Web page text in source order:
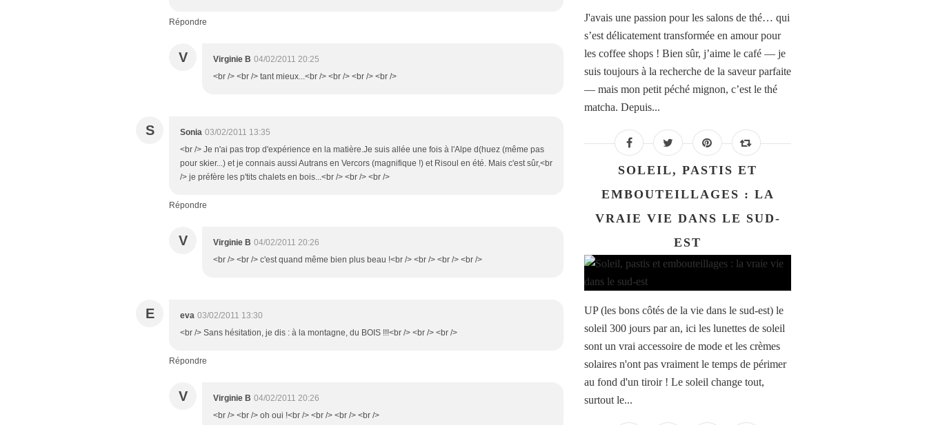
Répondre
V Virginie B 04/02/2011 20:25
<br /> <br /> tant mieux...<br /> <br /> <br /> <br />
S Sonia 03/02/2011 13:35
<br /> Je n'ai pas trop d'expérience en la matière.Je suis allée une fois à l'Alpe d(huez (même pas
pour skier...) et je connais aussi Autrans en Vercors (magnifique !) et Risoul en été. Mais c'est sûr,<br
/> je préfère les p'tits chalets en bois...<br /> <br /> <br />
Répondre
V Virginie B 04/02/2011 20:26
<br /> <br /> c'est quand même bien plus beau !<br /> <br /> <br /> <br />
E eva 03/02/2011 13:30
<br /> Sans hésitation, je dis : à la montagne, du BOIS !!!<br /> <br /> <br />
Répondre
V Virginie B 04/02/2011 20:26
<br /> <br /> oh oui !<br /> <br /> <br /> <br />
J'avais une passion pour les salons de thé… qui
s’est délicatement transformée en amour pour
les coffee shops ! Bien sûr, j’aime le café — je
suis toujours à la recherche de la saveur parfaite
— mais mon petit péché mignon, c’est le thé
matcha. Depuis...
SOLEIL, PASTIS ET
EMBOUTEILLAGES : LA
VRAIE VIE DANS LE SUD-
EST
UP (les bons côtés de la vie dans le sud-est) le
soleil 300 jours par an, ici les lunettes de soleil
sont un vrai accessoire de mode et les crèmes
solaires n'ont pas vraiment le temps de périmer
au fond d'un tiroir ! Le soleil change tout,
surtout le...